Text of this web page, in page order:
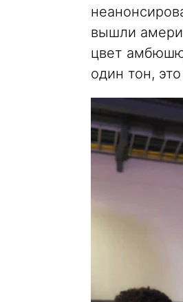
вышли
цвет
один тон,